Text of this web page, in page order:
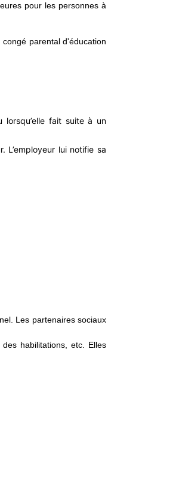
pour les personnes à
parental d'éducation
fait suite à un
L’employeur lui notifie sa
Les partenaires sociaux
habilitations, etc. Elles